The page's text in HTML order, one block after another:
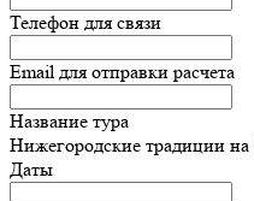
Телефон для связи
Email для отправки расчета
Название тура
Нижегородские традиции на
Даты